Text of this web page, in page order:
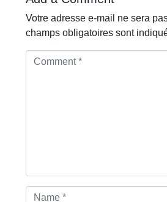
Votre adresse e-mail ne sera
champs obligatoires sont